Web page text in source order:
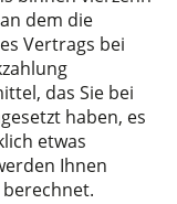
dem die
Vertrags bei
das Sie bei
haben, es
etwas
Ihnen